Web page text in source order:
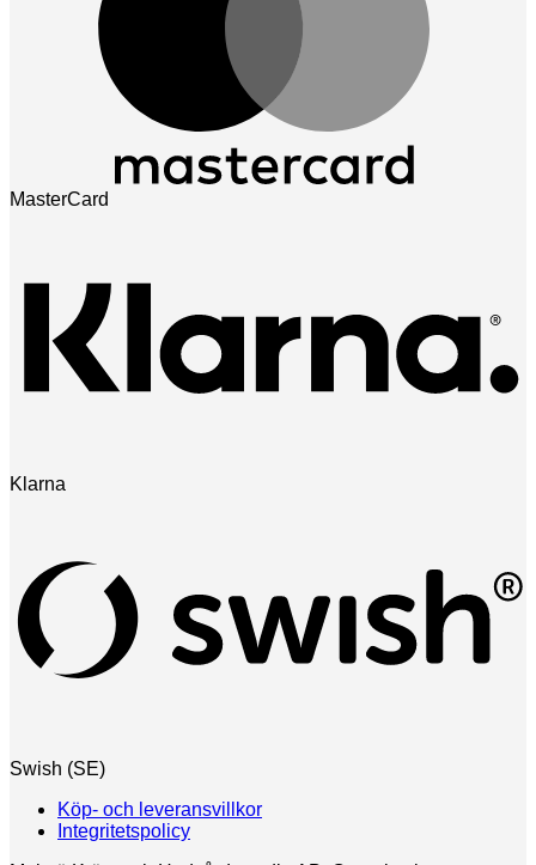
MasterCard
Klarna
Swish (SE)
Köp- och leveransvillkor
Integritetspolicy